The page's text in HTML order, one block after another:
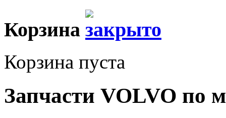
Корзина
Корзина пуста
Запчасти VOLVO по